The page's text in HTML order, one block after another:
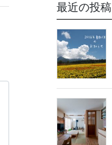
最近の投稿